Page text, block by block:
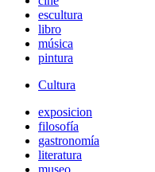
escultura
libro
música
pintura
Cultura
exposicion
filosofía
gastronomía
literatura
museo